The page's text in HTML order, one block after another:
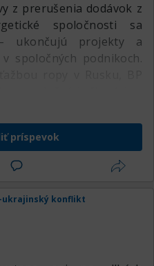
z prerušenia dodávok z
spoločnosti sa
ukončujú projekty a
spoločných podnikoch.
sa postavili za Ukrajinu
na vývoz energií a ani
zatiaľ neodpojili
časom prehodnotené.
štátov EÚ sa v pondelok
stretnutí Rady
na vojenský konflikt
príspevok
ukrajinský konflikt